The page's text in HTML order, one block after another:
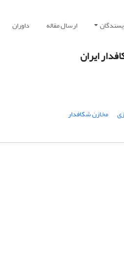
ارسال مقاله داوران
ایران
مخازن‌ شکافدار